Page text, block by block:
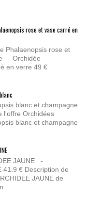
rose et vase carré en
Phalaenopsis rose et
- Orchidée
en verre 49 €
blanc et champagne
l'offre Orchidées
blanc et champagne
JAUNE -
41.9 € Description de
JAUNE de